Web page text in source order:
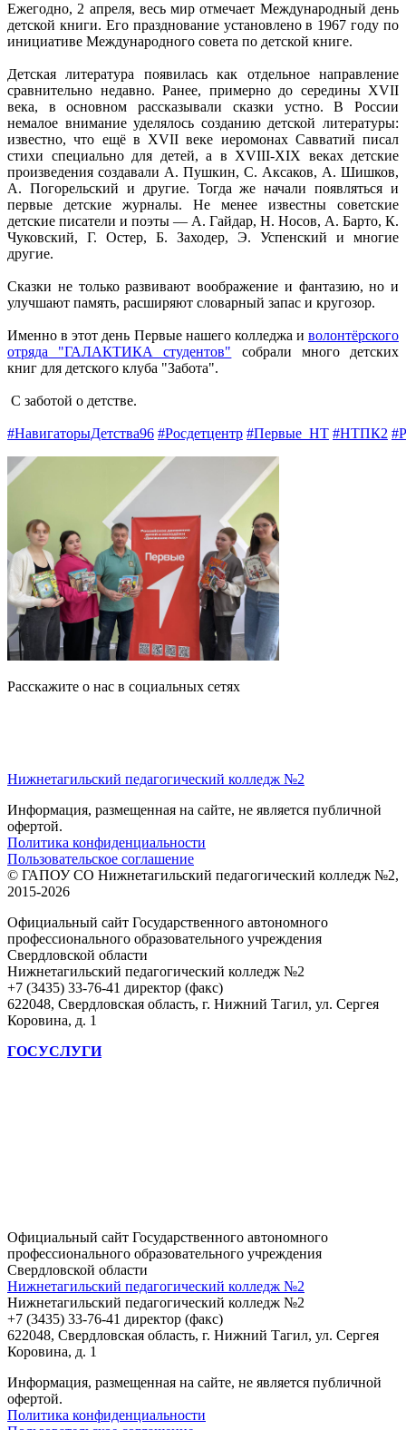
Ежегодно, 2 апреля, весь мир отмечает Международный день
детской книги. Его празднование установлено в 1967 году по
инициативе Международного совета по детской книге.
Детская литература появилась как отдельное направление
сравнительно недавно. Ранее, примерно до середины XVII
века, в основном рассказывали сказки устно. В России
немалое внимание уделялось созданию детской литературы:
известно, что ещё в XVII веке иеромонах Савватий писал
стихи специально для детей, а в XVIII-XIX веках детские
произведения создавали А. Пушкин, С. Аксаков, А. Шишков,
А. Погорельский и другие. Тогда же начали появляться и
первые детские журналы. Не менее известны советские
детские писатели и поэты — А. Гайдар, Н. Носов, А. Барто, К.
Чуковский, Г. Остер, Б. Заходер, Э. Успенский и многие
другие.
Сказки не только развивают воображение и фантазию, но и
улучшают память, расширяют словарный запас и кругозор.
Именно в этот день Первые нашего колледжа и волонтёрского
отряда "ГАЛАКТИКА студентов" собрали много детских
книг для детского клуба "Забота".
С заботой о детстве.
#НавигаторыДетства96 #Росдетцентр #Первые_НТ #НТПК2
Расскажите о нас в социальных сетях
Нижнетагильский педагогический колледж №2
Информация, размещенная на сайте, не является публичной
офертой.
Политика конфиденциальности
Пользовательское соглашение
© ГАПОУ СО Нижнетагильский педагогический колледж №2,
2015-2026
Официальный сайт Государственного автономного
профессионального образовательного учреждения
Свердловской области
Нижнетагильский педагогический колледж №2
+7 (3435) 33-76-41 директор (факс)
622048, Свердловская область, г. Нижний Тагил, ул. Сергея
Коровина, д. 1
ГОСУСЛУГИ
Официальный сайт Государственного автономного
профессионального образовательного учреждения
Свердловской области
Нижнетагильский педагогический колледж №2
Нижнетагильский педагогический колледж №2
+7 (3435) 33-76-41 директор (факс)
622048, Свердловская область, г. Нижний Тагил, ул. Сергея
Коровина, д. 1
Информация, размещенная на сайте, не является публичной
офертой.
Политика конфиденциальности